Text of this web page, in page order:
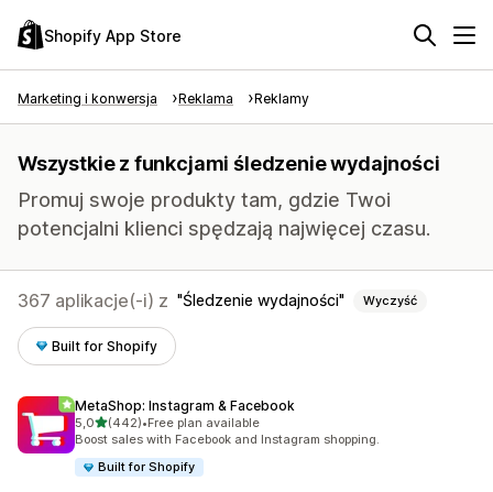
Shopify App Store
Marketing i konwersja Reklama Reklamy
Wszystkie z funkcjami śledzenie wydajności
Promuj swoje produkty tam, gdzie Twoi
potencjalni klienci spędzają najwięcej czasu.
367 aplikacje(-i) z Śledzenie wydajności Wyczyść
Built for Shopify
MetaShop: Instagram & Facebook
5,0na 5 gwiazdek
(442)
Łączna liczba recenzji: 442
•Free plan available
Boost sales with Facebook and Instagram shopping.
Built for Shopify